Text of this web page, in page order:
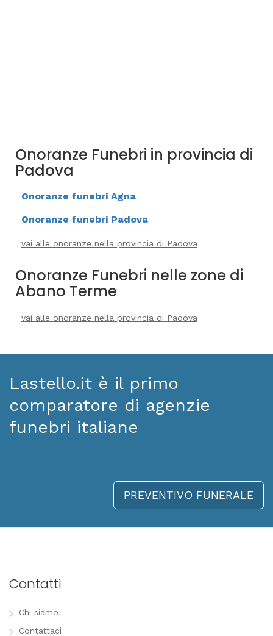
Onoranze Funebri in provincia di
Padova
Onoranze funebri Agna
Onoranze funebri Padova
vai alle onoranze nella provincia di Padova
Onoranze Funebri nelle zone di
Abano Terme
vai alle onoranze nella provincia di Padova
Lastello.it è il primo
comparatore di agenzie
funebri italiane
PREVENTIVO FUNERALE
Contatti
Chi siamo
Contattaci